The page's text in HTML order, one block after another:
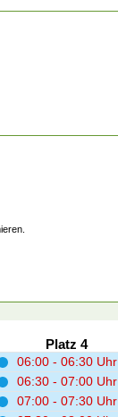
Platz 4
06:00 - 06:30 Uhr
06:30 - 07:00 Uhr
07:00 - 07:30 Uhr